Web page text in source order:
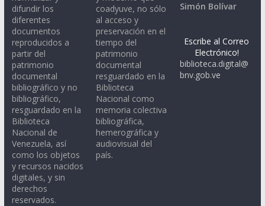
difundir los
diferentes
documentos
reproducidos a
partir del
patrimonio
documental
bibliográfico y no
bibliográfico,
resguardado en la
Biblioteca
Nacional de
Venezuela, así
como los objetos
y recursos nacidos
digitales, y sin
derechos
reservados.
coadyuve, no sólo
al acceso y
preservación en el
tiempo del
patrimonio
documental
resguardado en la
Biblioteca
Nacional como
memoria colectiva
bibliográfica,
hemerográfica y
audiovisual del
país.
Simón Bolívar
Escribe al Correo
Electrónico!
biblioteca.digital@
bnv.gob.ve